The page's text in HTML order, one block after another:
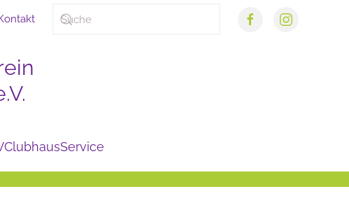
ClubhausService